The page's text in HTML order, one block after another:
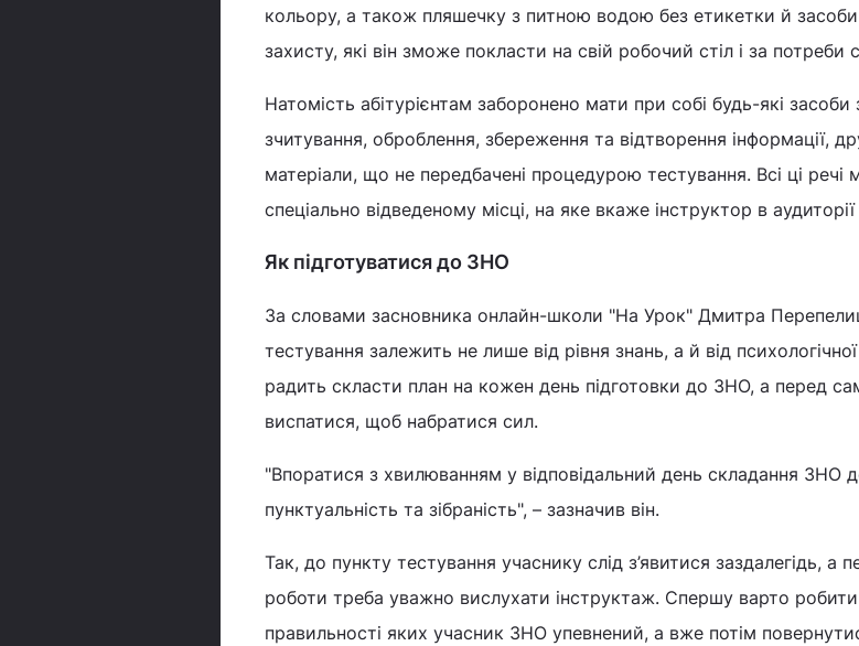
кольору, а також пляшечку з питною водою без етикетки й засоби
захисту, які він зможе покласти на свій робочий стіл і за потреби
Натомість абітурієнтам заборонено мати при собі будь-які засоби
зчитування, оброблення, збереження та відтворення інформації,
матеріали, що не передбачені процедурою тестування. Всі ці речі
спеціально відведеному місці, на яке вкаже інструктор в
Як підготуватися до ЗНО
За словами засновника онлайн-школи "На Урок" Дмитра
тестування залежить не лише від рівня знань, а й від
радить скласти план на кожен день підготовки до ЗНО, а перед
виспатися, щоб набратися сил.
"Впоратися з хвилюванням у відповідальний день складання ЗНО
пунктуальність та зібраність", – зазначив він.
Так, до пункту тестування учаснику слід з’явитися заздалегідь, а
роботи треба уважно вислухати інструктаж. Спершу варто робити
правильності яких учасник ЗНО упевнений, а вже потім